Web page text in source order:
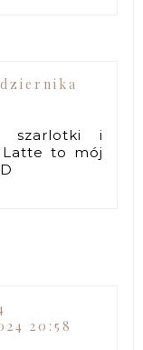
szarlotki i
Latte to mój
20:58